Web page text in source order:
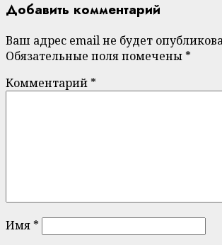
Добавить комментарий
Ваш адрес email не будет
Обязательные поля помечены *
Комментарий *
Имя *